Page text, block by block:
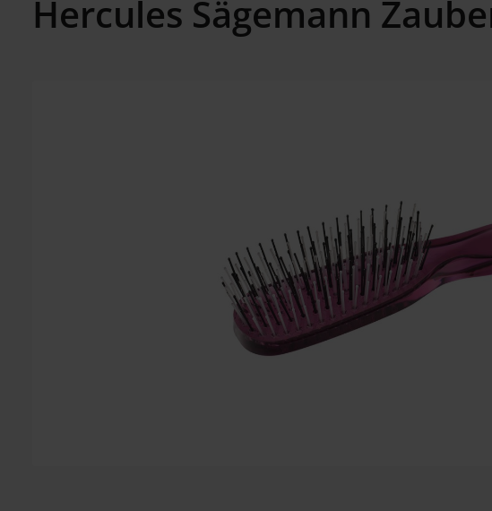
Hercules Sägemann